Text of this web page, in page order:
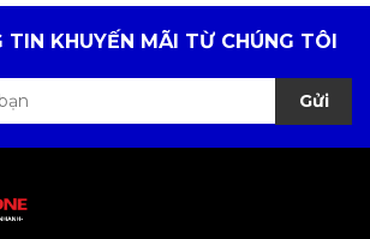
TIN KHUYẾN MÃI TỪ CHÚNG TÔI
Gửi